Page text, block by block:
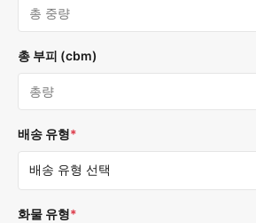
총 부피 (cbm)
배송 유형*
화물 유형*